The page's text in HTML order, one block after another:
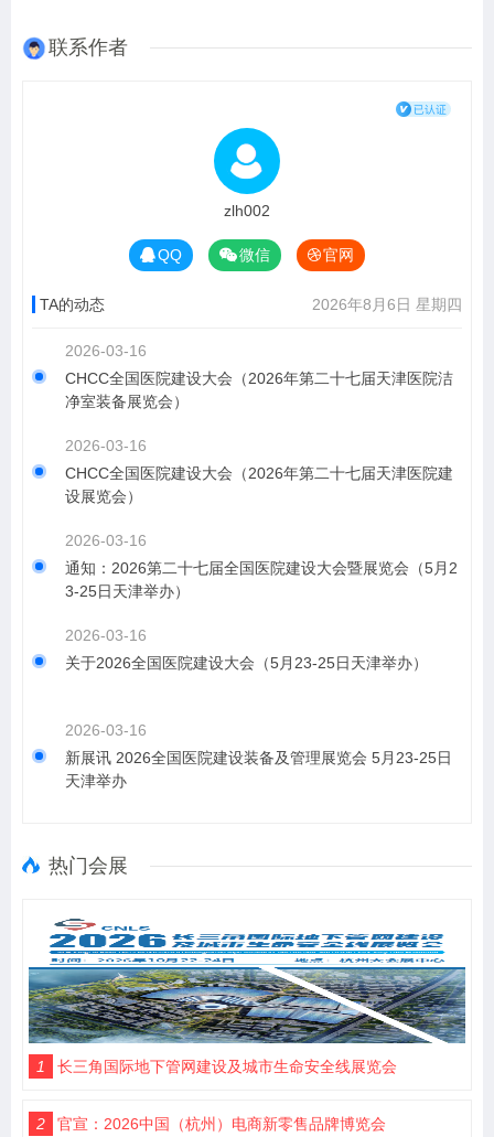
联系作者
zlh002
QQ 微信 官网
TA的动态 2026年8月6日 星期四
2026-03-16
​CHCC全国医院建设大会（2026年第二十七届天津医院洁
净室装备展览会）
2026-03-16
​CHCC全国医院建设大会（2026年第二十七届天津医院建
设展览会）
2026-03-16
通知：2026第二十七届全国医院建设大会暨展览会（5月2
3-25日天津举办）
2026-03-16
关于2026全国医院建设大会（5月23-25日天津举办）
2026-03-16
新展讯 2026全国医院建设装备及管理展览会 5月23-25日
天津举办
热门会展
1 长三角国际地下管网建设及城市生命安全线展览会
2 官宣：2026中国（杭州）电商新零售品牌博览会